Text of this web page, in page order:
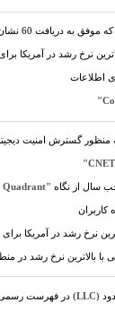
به دریافت 60 نشان
نرخ رشد در آمریکا
اطلاعات
منظور گسترش امنیت
سال از نگاه "Gartner Magic Quadrant"
کاربران
نرخ رشد در آمریکا
نرخ رشد در
(LLC) در فهرست رسمی